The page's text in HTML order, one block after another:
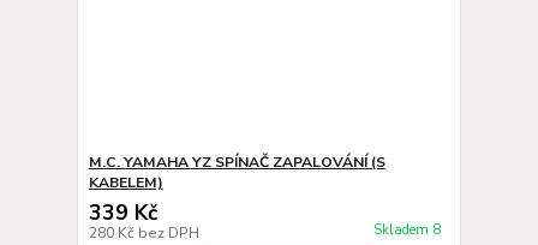
M.C. YAMAHA YZ SPÍNAČ ZAPALOVÁNÍ (S
KABELEM)
339 Kč
280 Kč bez DPH Skladem 8